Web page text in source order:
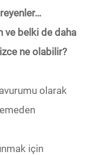
ve belki de daha
ne olabilir?
olarak
için